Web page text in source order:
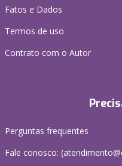
Fatos e Dados
Termos de uso
Contrato com o Autor
Perguntas frequentes
Fale conosco: